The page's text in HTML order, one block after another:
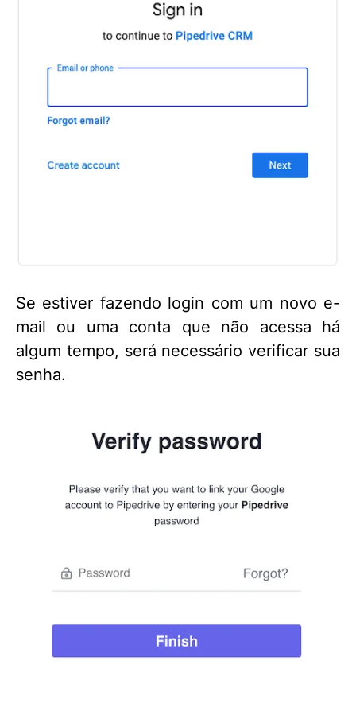
Se estiver fazendo login com um novo e-
mail ou uma conta que não acessa há
algum tempo, será necessário verificar sua
senha.